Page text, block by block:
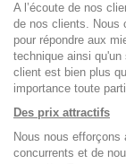
A l’écoute de nos
de nos clients. Nous
pour répondre aux
technique ainsi
client est bien plus
importance toute
Des prix attractifs
Nous nous efforçons
concurrents et de